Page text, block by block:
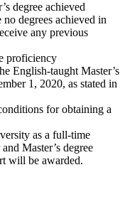
degree achieved
degrees achieved in
any previous
proficiency
English-taught Master’s
1, 2020, as stated in
for obtaining a
as a full-time
Master’s degree
will be awarded.